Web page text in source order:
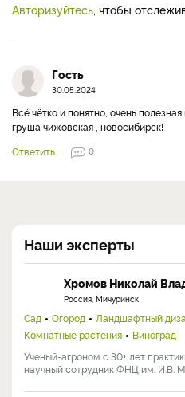
Авторизуйтесь, чтобы
Гость
30.05.2024
Всё чётко и понятно, очень
груша чижовская , новосибирск!
Ответить
0
Наши эксперты
Хромов Николай
Россия, Мичуринск
Сад Огород Ландшафтный
Комнатные растения
Виноград
Ученый-агроном с 30+ лет
научный сотрудник ФНЦ им. И.В.